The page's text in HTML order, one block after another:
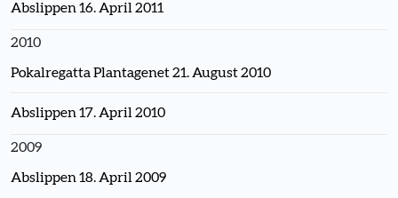
Abslippen 16. April 2011
2010
Pokalregatta Plantagenet 21. August 2010
Abslippen 17. April 2010
2009
Abslippen 18. April 2009